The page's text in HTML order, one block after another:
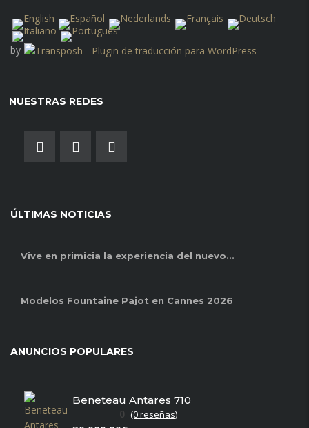
by
NUESTRAS REDES
ÚLTIMAS NOTICIAS
Vive en primicia la experiencia del nuevo...
Modelos Fountaine Pajot en Cannes 2026
ANUNCIOS POPULARES
Beneteau Antares 710
0 (0 reseñas)